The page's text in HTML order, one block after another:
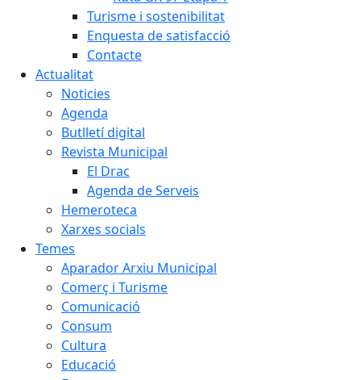
Turisme i sostenibilitat
Enquesta de satisfacció
Contacte
Actualitat
Noticies
Agenda
Butlletí digital
Revista Municipal
El Drac
Agenda de Serveis
Hemeroteca
Xarxes socials
Temes
Aparador Arxiu Municipal
Comerç i Turisme
Comunicació
Consum
Cultura
Educació